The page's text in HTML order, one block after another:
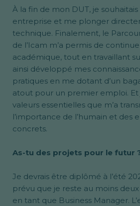
À la fin de mon DUT, je
entreprise et me plonger
technique. Finalement, le
de l’Icam m’a permis de
académique, tout en travaillant
ainsi développé mes
pratiques en me dotant d’un
atout pour un premier emploi. Et
valeurs essentielles que m’a
l’importance de l’humain et des
concrets.
As-tu des projets pour le futur
Je devrais être diplômé à l’été
prévu que je reste au moins
en tant que Business Manager.